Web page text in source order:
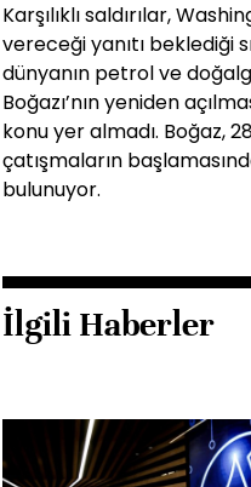
Karşılıklı saldırılar,
vereceği yanıtı beklediği
dünyanın petrol ve
Boğazı’nın yeniden
konu yer almadı. Boğaz,
çatışmaların
bulunuyor.
İlgili Haberler